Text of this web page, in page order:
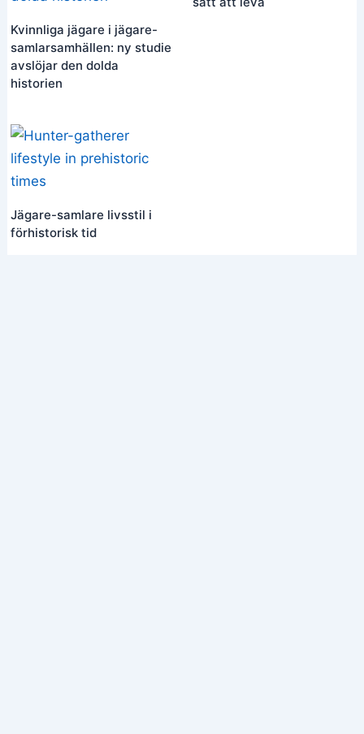
Kvinnliga jägare i jägare-
samlarsamhällen: ny studie
avslöjar den dolda
historien
Jägare-samlare livsstil i
förhistorisk tid